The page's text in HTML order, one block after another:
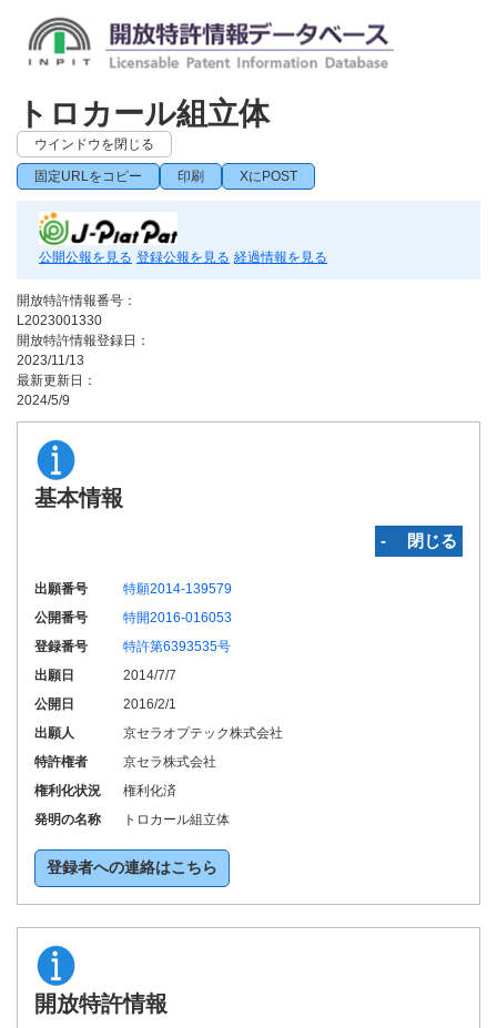
トロカール組立体
ウインドウを閉じる
固定URLをコピー 印刷 XにPOST
公開公報を見る 登録公報を見る 経過情報を見る
開放特許情報番号：
L2023001330
開放特許情報登録日：
2023/11/13
最新更新日：
2024/5/9
基本情報
‐ 閉じる
出願番号
特願2014-139579
公開番号
特開2016-016053
登録番号
特許第6393535号
出願日
2014/7/7
公開日
2016/2/1
出願人
京セラオプテック株式会社
特許権者
京セラ株式会社
権利化状況
権利化済
発明の名称
トロカール組立体
登録者への連絡はこちら
開放特許情報